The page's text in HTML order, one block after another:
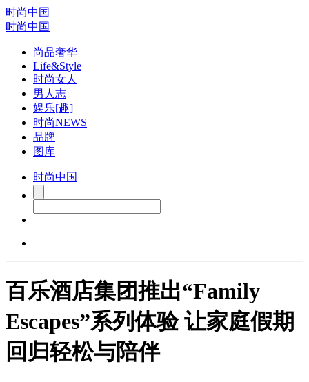
时尚中国
时尚中国
尚品奢华
Life&Style
时尚女人
男人志
娱乐[趣]
时尚NEWS
品牌
图库
时尚中国
百乐酒店集团推出“Family
Escapes”系列体验 让家庭假期
回归轻松与陪伴